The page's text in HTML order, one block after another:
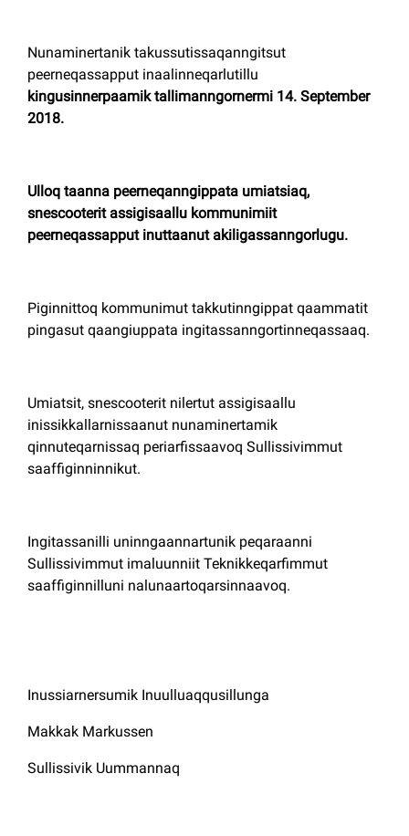
Nunaminertanik takussutissaqanngitsut
peerneqassapput inaalinneqarlutillu
kingusinnerpaamik tallimanngornermi 14. September
2018.
Ulloq taanna peerneqanngippata umiatsiaq,
snescooterit assigisaallu kommunimiit
peerneqassapput inuttaanut akiligassanngorlugu.
Piginnittoq kommunimut takkutinngippat qaammatit
pingasut qaangiuppata ingitassanngortinneqassaaq.
Umiatsit, snescooterit nilertut assigisaallu
inissikkallarnissaanut nunaminertamik
qinnuteqarnissaq periarfissaavoq Sullissivimmut
saaffiginninnikut.
Ingitassanilli uninngaannartunik peqaraanni
Sullissivimmut imaluunniit Teknikkeqarfimmut
saaffiginnilluni nalunaartoqarsinnaavoq.
Inussiarnersumik Inuulluaqqusillunga
Makkak Markussen
Sullissivik Uummannaq